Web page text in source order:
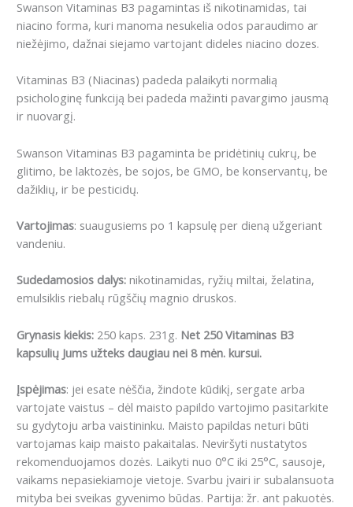
Swanson Vitaminas B3 pagamintas iš nikotinamidas, tai
niacino forma, kuri manoma nesukelia odos paraudimo ar
niežėjimo, dažnai siejamo vartojant dideles niacino dozes.
Vitaminas B3 (Niacinas) padeda palaikyti normalią
psichologinę funkciją bei padeda mažinti pavargimo jausmą
ir nuovargį.
Swanson Vitaminas B3 pagaminta be pridėtinių cukrų, be
glitimo, be laktozės, be sojos, be GMO, be konservantų, be
dažiklių, ir be pesticidų.
Vartojimas: suaugusiems po 1 kapsulę per dieną užgeriant
vandeniu.
Sudedamosios dalys: nikotinamidas, ryžių miltai, želatina,
emulsiklis riebalų rūgščių magnio druskos.
Grynasis kiekis: 250 kaps. 231g. Net 250 Vitaminas B3
kapsulių Jums užteks daugiau nei 8 mėn. kursui.
Įspėjimas: jei esate nėščia, žindote kūdikį, sergate arba
vartojate vaistus – dėl maisto papildo vartojimo pasitarkite
su gydytoju arba vaistininku. Maisto papildas neturi būti
vartojamas kaip maisto pakaitalas. Neviršyti nustatytos
rekomenduojamos dozės. Laikyti nuo 0°C iki 25°C, sausoje,
vaikams nepasiekiamoje vietoje. Svarbu įvairi ir subalansuota
mityba bei sveikas gyvenimo būdas. Partija: žr. ant pakuotės.